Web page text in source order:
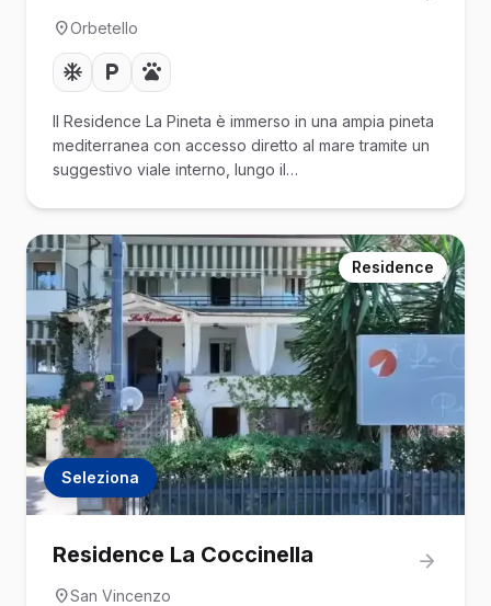
Orbetello
Il Residence La Pineta è immerso in una ampia pineta
mediterranea con accesso diretto al mare tramite un
suggestivo viale interno, lungo il…
Residence
Seleziona
Residence La Coccinella
San Vincenzo